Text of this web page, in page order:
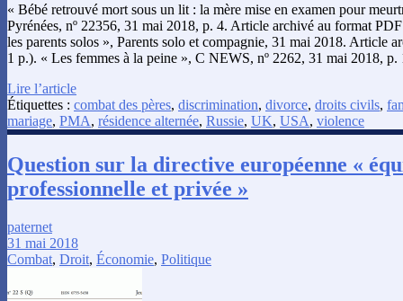
« Bébé retrouvé mort sous un lit : la mère mise en examen pour
Pyrénées, nº 22356, 31 mai 2018, p. 4. Article archivé au format
les parents solos », Parents solo et compagnie, 31 mai 2018. Article
1 p.). « Les femmes à la peine », C NEWS, nº 2262, 31 mai 2018,
Lire l’article
Étiquettes : combat des pères, discrimination, divorce, droits civils,
mariage, PMA, résidence alternée, Russie, UK, USA, violence
Question sur la directive européenne «
professionnelle et privée »
paternet
31 mai 2018
Combat, Droit, Économie, Politique